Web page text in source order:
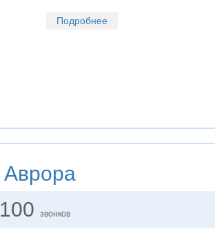
Подробнее
Аврора
100звонков